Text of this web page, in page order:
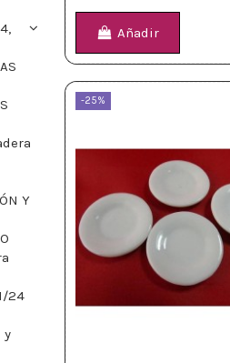
Añadir
-25%
Y
24
y